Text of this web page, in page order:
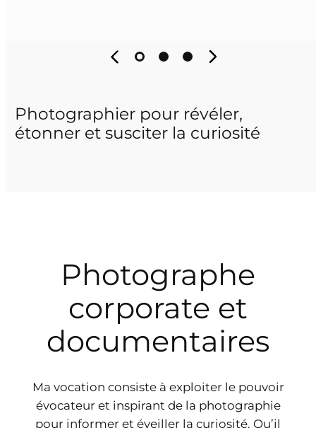
Photographier pour révéler,
étonner et susciter la curiosité
Photographe
corporate et
documentaires
Ma vocation consiste à exploiter le pouvoir
évocateur et inspirant de la photographie
pour informer et éveiller la curiosité. Qu’il